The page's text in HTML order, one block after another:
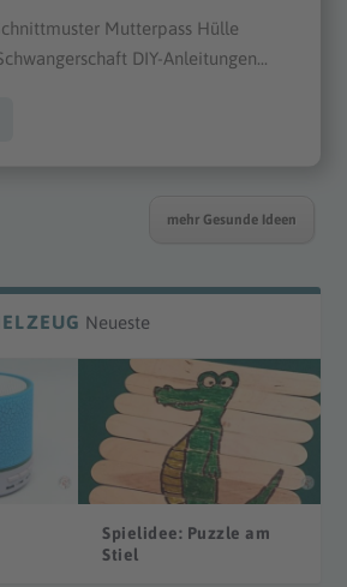
Mutterpass Hülle
DIY-Anleitungen...
mehr Gesunde Ideen
Neueste
Spielidee: Puzzle am
Stiel